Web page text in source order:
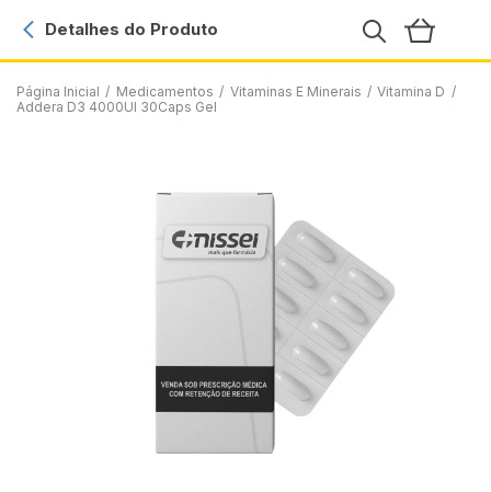
Página Inicial / Medicamentos / Vitaminas E Minerais / Vitamina D /
Addera D3 4000UI 30Caps Gel
Detalhes do Produto